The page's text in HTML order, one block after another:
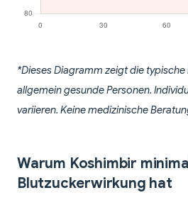
*Dieses Diagramm zeigt die
allgemein gesunde Personen.
variieren. Keine medizinische
Warum Koshimbir
Blutzuckerwirkung hat